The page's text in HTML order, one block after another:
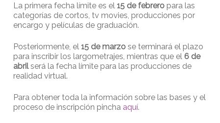
La primera fecha límite es el 15 de febreropara las
categorías de cortos, tv movies, producciones por
encargo y películas de graduación.
Posteriormente, el 15 de marzose terminará el plazo
para inscribir los largometrajes, mientras que el 6 de
abrilserá la fecha límite para las producciones de
realidad virtual.
Para obtener toda la información sobre las bases y el
proceso de inscripción pincha aquí.